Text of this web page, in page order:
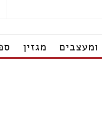
ומעצבים מגזין